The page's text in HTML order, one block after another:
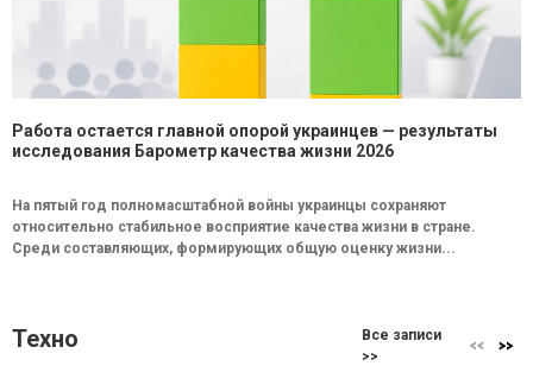
Работа остается главной опорой украинцев — результаты
исследования Барометр качества жизни 2026
На пятый год полномасштабной войны украинцы сохраняют
относительно стабильное восприятие качества жизни в стране.
Среди составляющих, формирующих общую оценку жизни...
Техно
Все записи
>>